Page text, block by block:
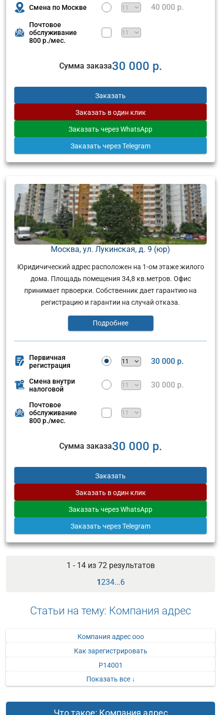
Смена по Москве 40 000 р.
Почтовое
обслуживание
800 р./мес.
Сумма заказа30 000 р.
Заказать
Заказать в один клик
Заказать через WhatsApp
Заказать через Telegram
Москва, ул. Лукинская, д. 9 (юр)
Юридичический адрес расположен на 1-ом этаже жилого
дома. Площадь помещения 34,8 кв.метров. Офис
принимает првоерки. Собственник дает гарантию на
регистрацию и гарантии на случай отказа.
Подробнее
Первичная
регистрация
30 000 р.
Смена внутри
налоговой
30 000 р.
Почтовое
обслуживание
800 р./мес.
Сумма заказа30 000 р.
Заказать
Заказать в один клик
Заказать через WhatsApp
Заказать через Telegram
1 - 14 из 72результатов
1234...6
Статьи на тему: Компания адрес
Компания адрес ооо
Как зарегистрировать
Р14001
Показать все ↓
Что такое: Компания адрес